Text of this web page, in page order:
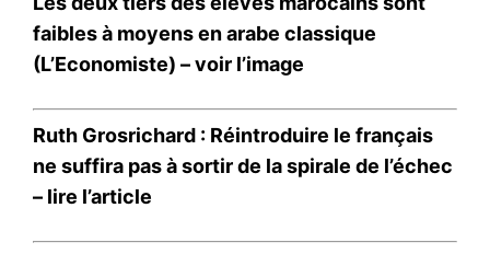
faibles à moyens en arabe classique
(L’Economiste) –voir l’image
Ruth Grosrichard : Réintroduire le français
ne suffira pas à sortir de la spirale de l’échec
– lire l’article